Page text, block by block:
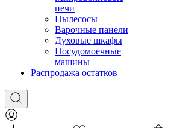
печи
Пылесосы
Варочные панели
Духовые шкафы
Посудомоечные
машины
Распродажа остатков